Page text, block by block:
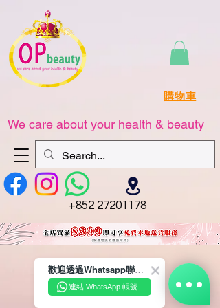
+852 27201178
購物車
We care about your health & beauty
歡迎透過Whatsapp聯絡我們☺️~
連結 WhatsApp 帳號